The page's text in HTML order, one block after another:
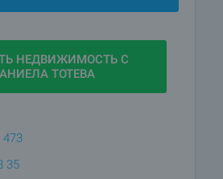
продажи и получить
НЕДВИЖИМОСТЬ С
ТОТЕВА
473
35